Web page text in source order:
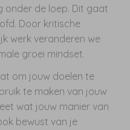
onder de loep. Dit gaat
Door kritische
werk veranderen we
groei mindset.
om jouw doelen te
te maken van jouw
wat jouw manier van
bewust van je